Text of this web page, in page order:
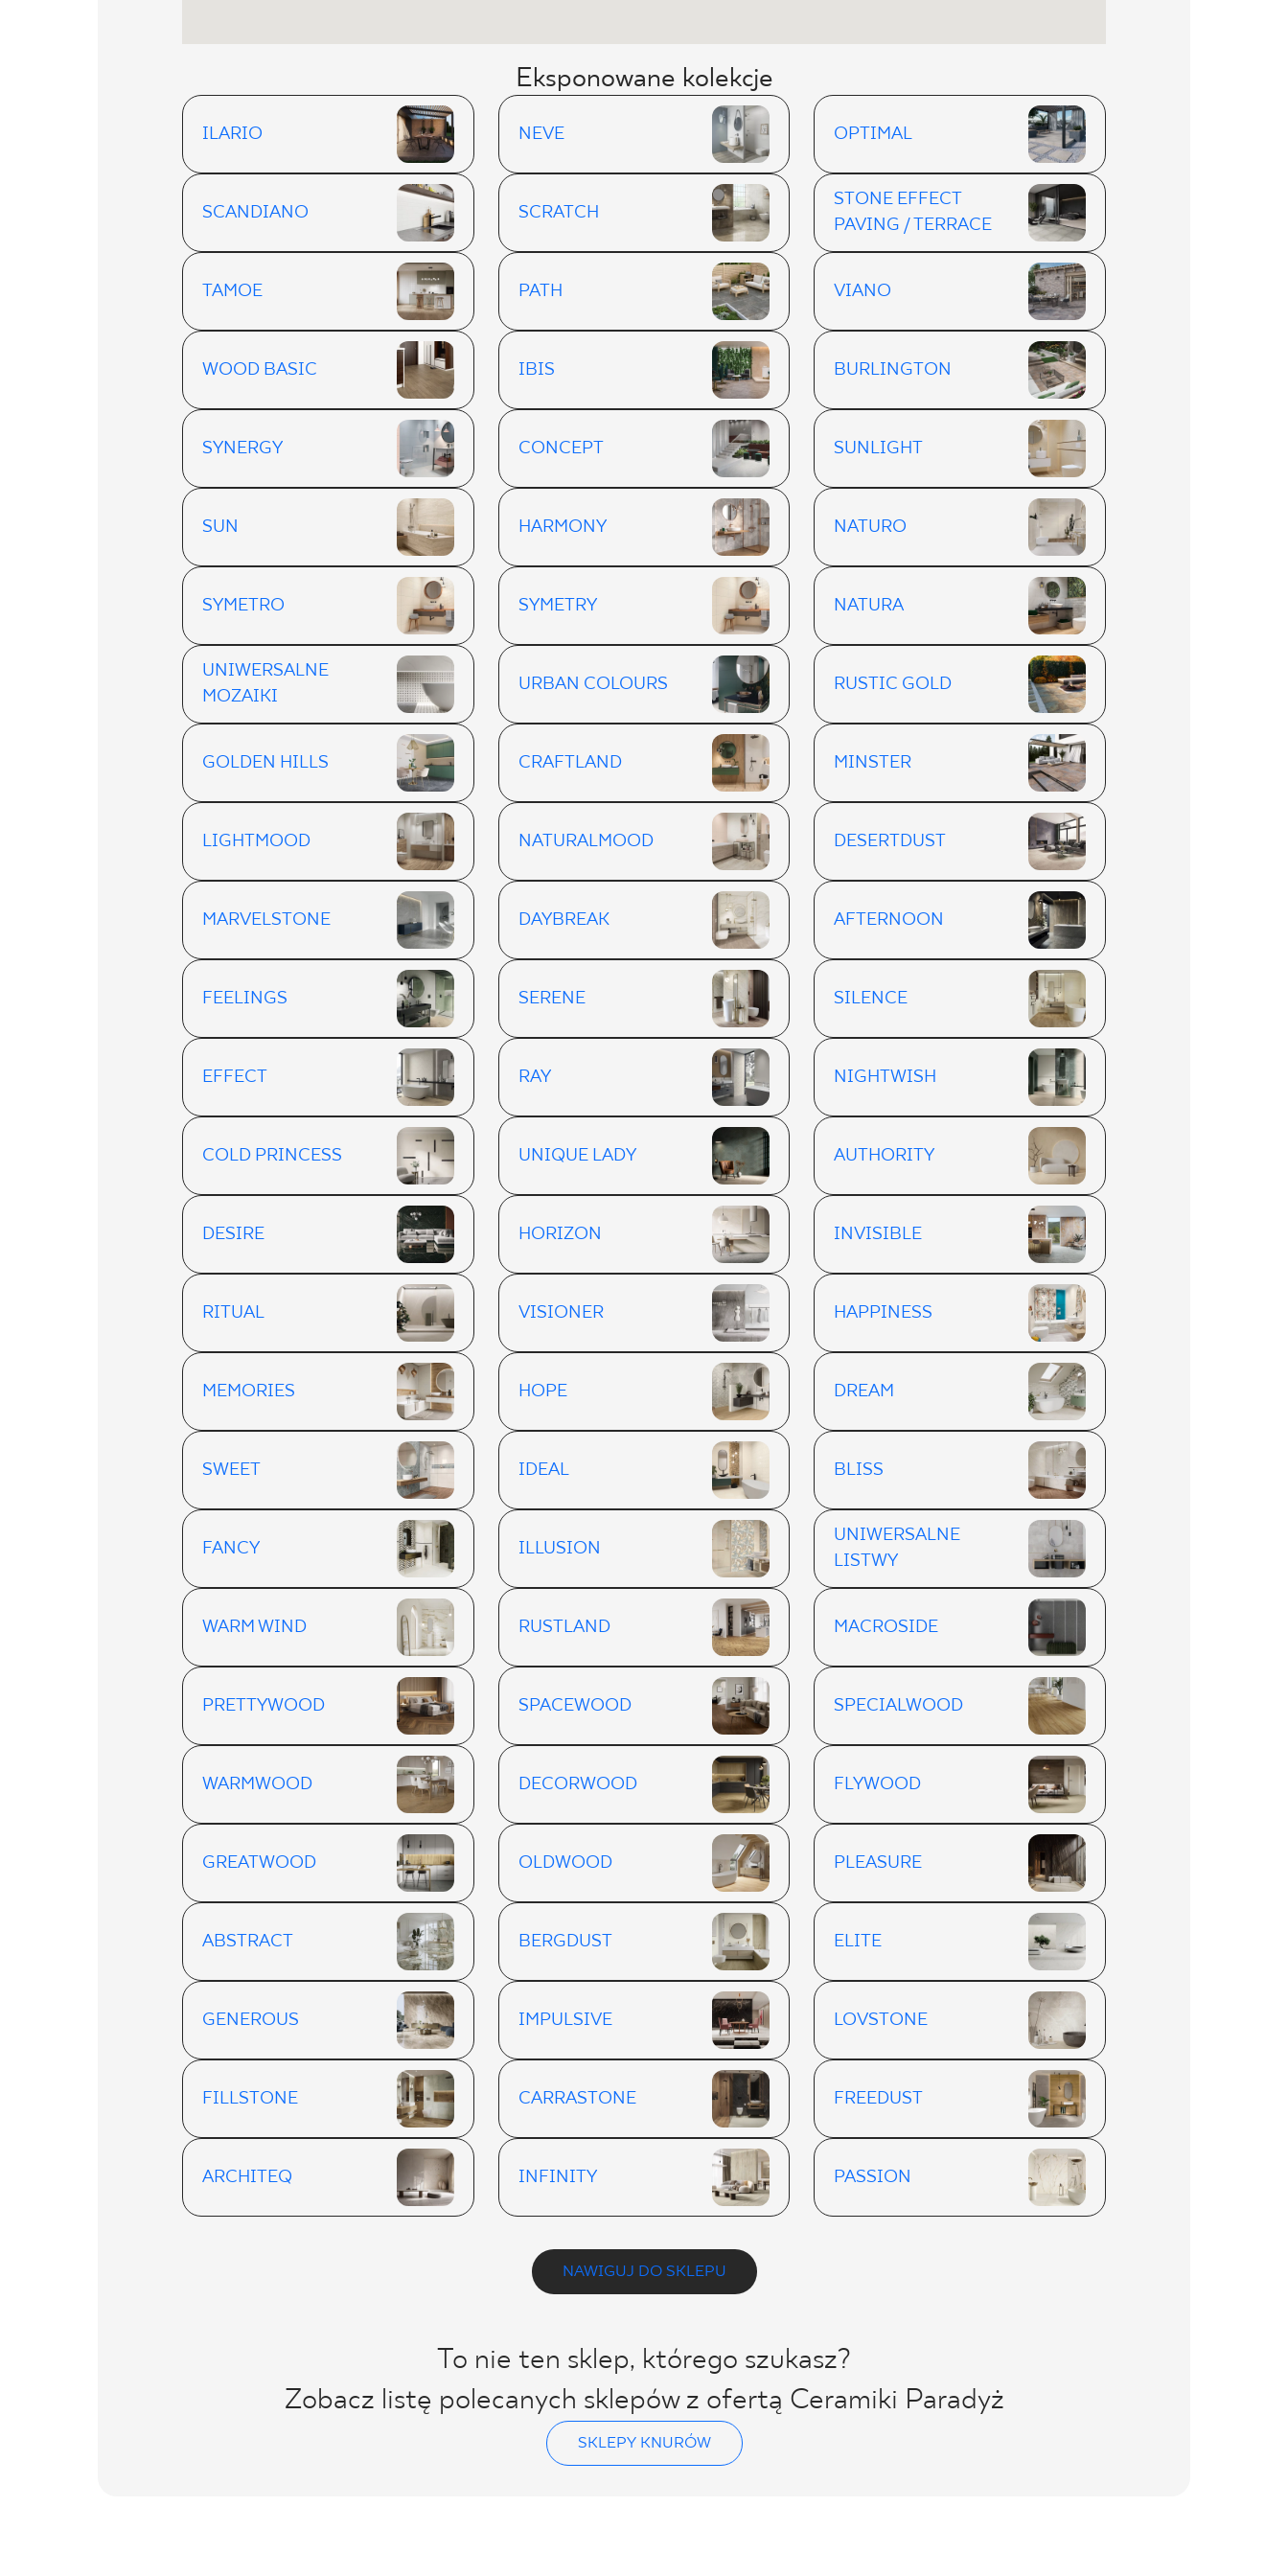
Eksponowane kolekcje
ILARIO NEVE OPTIMAL
SCANDIANO SCRATCH
STONE EFFECT
PAVING / TERRACE
TAMOE PATH VIANO
WOOD BASIC IBIS BURLINGTON
SYNERGY CONCEPT SUNLIGHT
SUN HARMONY NATURO
SYMETRO SYMETRY NATURA
UNIWERSALNE
MOZAIKI
URBAN COLOURS RUSTIC GOLD
GOLDEN HILLS CRAFTLAND MINSTER
LIGHTMOOD NATURALMOOD DESERTDUST
MARVELSTONE DAYBREAK AFTERNOON
FEELINGS SERENE SILENCE
EFFECT RAY NIGHTWISH
COLD PRINCESS UNIQUE LADY AUTHORITY
DESIRE HORIZON INVISIBLE
RITUAL VISIONER HAPPINESS
MEMORIES HOPE DREAM
SWEET IDEAL BLISS
FANCY ILLUSION
UNIWERSALNE
LISTWY
WARM WIND RUSTLAND MACROSIDE
PRETTYWOOD SPACEWOOD SPECIALWOOD
WARMWOOD DECORWOOD FLYWOOD
GREATWOOD OLDWOOD PLEASURE
ABSTRACT BERGDUST ELITE
GENEROUS IMPULSIVE LOVSTONE
FILLSTONE CARRASTONE FREEDUST
ARCHITEQ INFINITY PASSION
NAWIGUJ DO SKLEPU
To nie ten sklep, którego szukasz?
Zobacz listę polecanych sklepów z ofertą Ceramiki Paradyż
SKLEPY KNURÓW